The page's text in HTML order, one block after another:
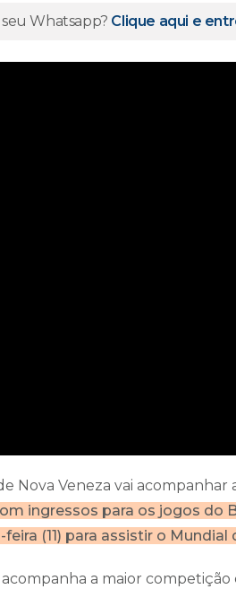
Whatsapp? Clique aqui e
Nova Veneza vai acompanhar
ingressos para os jogos do
(11) para assistir o Mundial
acompanha a maior